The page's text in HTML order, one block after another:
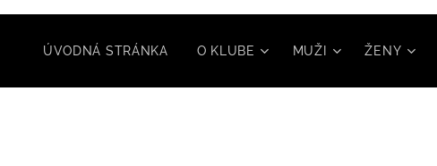
ÚVODNÁ STRÁNKA O KLUBE MUŽI ŽENY